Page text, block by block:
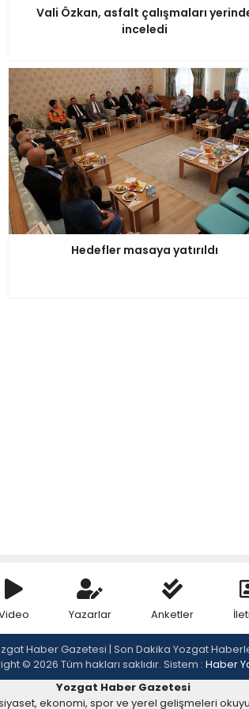
Vali Özkan, asfalt çalışmaları
inceledi
Hedefler masaya yatırıldı
Yazarlar Anketler
Haber Gazetesi | Son Dakika Yozgat
© 2026 Tüm hakları saklıdır. Sistem : Haber
Yozgat Haber Gazetesi
ekonomi, spor ve yerel gelişmeleri